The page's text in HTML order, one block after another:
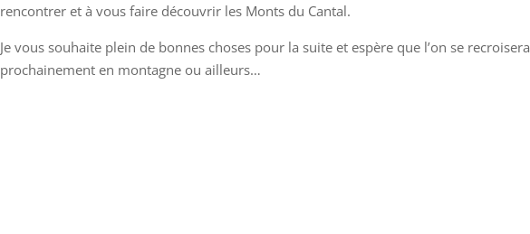
rencontrer et à vous faire découvrir les Monts du Cantal.
Je vous souhaite plein de bonnes choses pour la suite et espère que l’on se recroisera
prochainement en montagne ou ailleurs…